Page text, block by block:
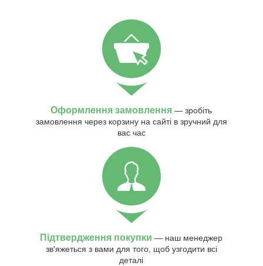
Оформлення замовлення — зробіть
замовлення через корзину на сайті в зручний для
вас час
Підтвердження покупки — наш менеджер
зв'яжеться з вами для того, щоб узгодити всі
деталі